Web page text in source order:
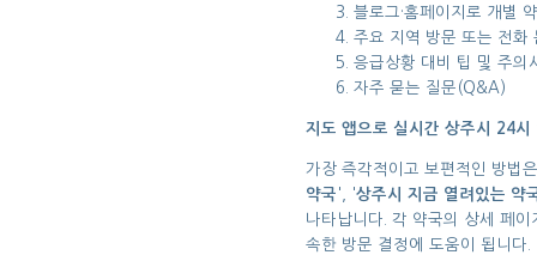
블로그·홈페이지로 개별
주요 지역 방문 또는 전화
응급상황 대비 팁 및 주의
자주 묻는 질문(Q&A)
지도 앱으로 실시간 상주시 24시
가장 즉각적이고 보편적인 방법
약국 ', '상주시 지금 열려있는 약
나타납니다. 각 약국의 상세 페
속한 방문 결정에 도움이 됩니다